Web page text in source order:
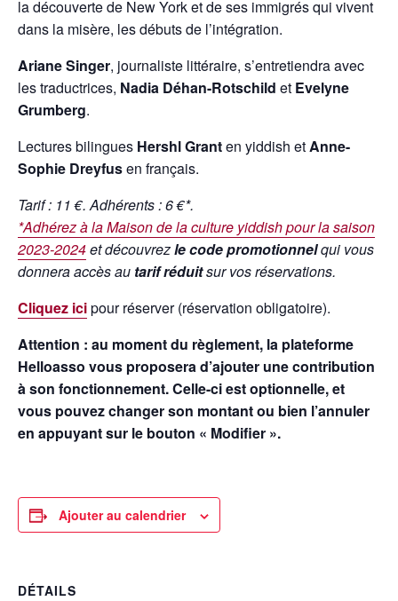
la découverte de New York et de ses immigrés qui vivent
dans la misère, les débuts de l’intégration.
Ariane Singer, journaliste littéraire, s’entretiendra avec
les traductrices, Nadia Déhan-Rotschild et Evelyne
Grumberg.
Lectures bilingues Hershl Granten yiddish etAnne-
Sophie Dreyfusen français.
Tarif : 11 €. Adhérents : 6 €*.
*Adhérez à la Maison de la culture yiddish pour la saison
2023-2024et découvrezle code promotionnelqui vous
donnera accès au tarif réduitsur vos réservations.
Cliquez icipour réserver (réservation obligatoire).
Attention : au moment du règlement, la plateforme
Helloasso vous proposera d’ajouter une contribution
à son fonctionnement. Celle-ci est optionnelle, et
vous pouvez changer son montant ou bien l’annuler
en appuyant sur le bouton « Modifier ».
Ajouter au calendrier
DÉTAILS